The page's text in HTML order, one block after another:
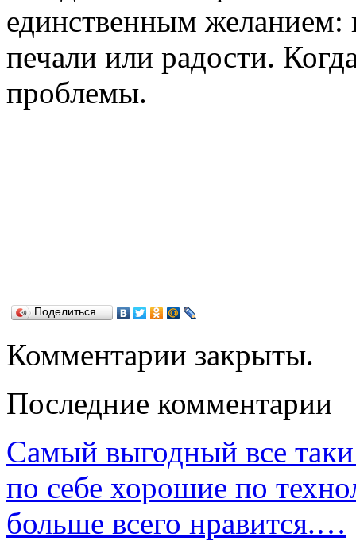
единственным
печали или радости.
проблемы.
Поделиться…
Комментарии закрыты.
Последние комментарии
Самый выгодный все таки
по себе хорошие по
больше всего нравится.…